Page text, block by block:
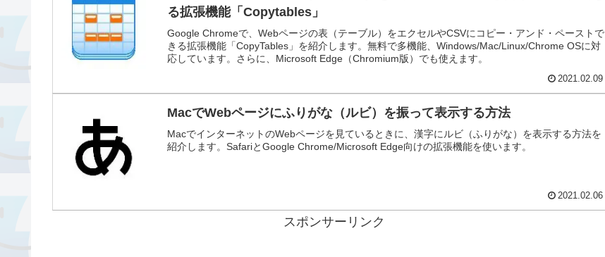
る拡張機能「Copytables」
Google Chromeで、Webページの表（テーブル）をエクセルやCSVにコピー・アンド・ペーストで
きる拡張機能「CopyTables」を紹介します。無料で多機能、Windows/Mac/Linux/Chrome OSに対
応しています。さらに、Microsoft Edge（Chromium版）でも使えます。
2021.02.09
MacでWebページにふりがな（ルビ）を振って表示する方法
MacでインターネットのWebページを見ているときに、漢字にルビ（ふりがな）を表示する方法を
紹介します。SafariとGoogle Chrome/Microsoft Edge向けの拡張機能を使います。
2021.02.06
スポンサーリンク